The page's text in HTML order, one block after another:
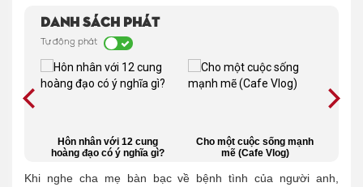
Danh sách phát
Tự động phát
Hôn nhân với 12 cung
hoàng đạo có ý nghĩa gì?
Cho một cuộc sống mạnh
mẽ (Cafe Vlog)
Khi nghe cha mẹ bàn bạc về bệnh tình của người anh,